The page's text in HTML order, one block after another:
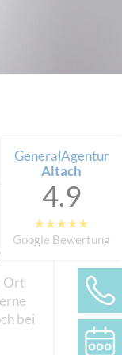
GeneralAgentur
Altach
4.9
Google Bewertung
Ort
bei